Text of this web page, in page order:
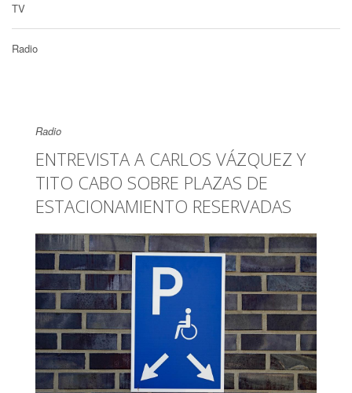
TV
Radio
Radio
ENTREVISTA A CARLOS VÁZQUEZ Y
TITO CABO SOBRE PLAZAS DE
ESTACIONAMIENTO RESERVADAS